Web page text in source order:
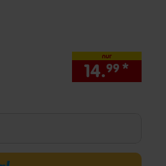
nur
14.99 *